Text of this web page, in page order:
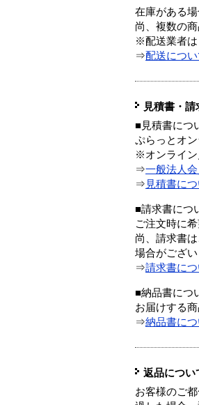
在庫がある
尚、複数の
※配送業者は
⇒配送につ
見積書・
■見積書につ
ぷらっとオ
※オンライン
⇒一般法人
⇒ 見積書に
■請求書につ
ご注文時に
尚、請求書
場合がござい
⇒請求書に
■納品書につ
お届けする商
⇒納品書に
返品につい
お客様のご